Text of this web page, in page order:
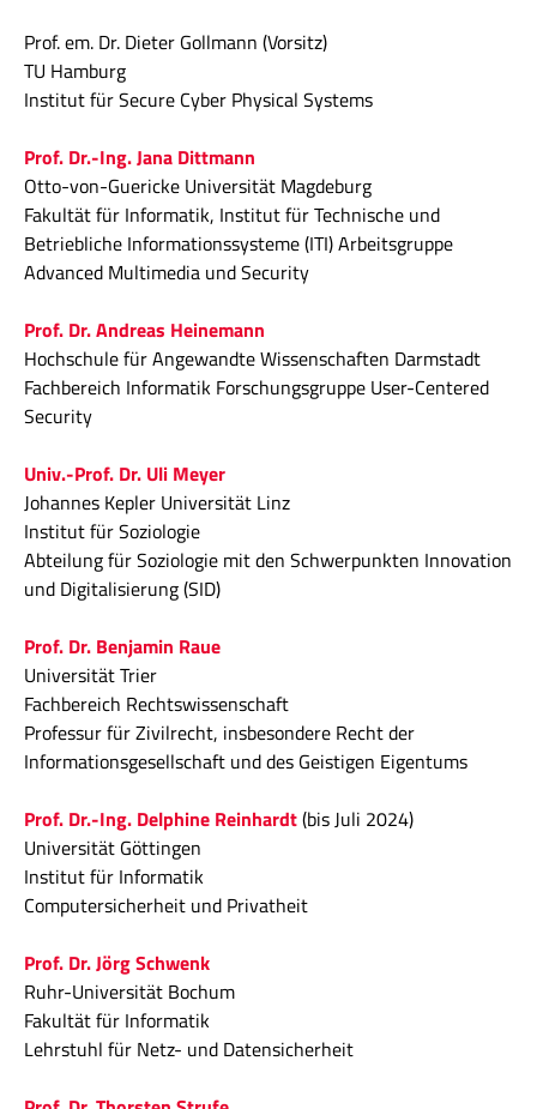
Prof. em. Dr. Dieter Gollmann (Vorsitz)
TU Hamburg
Institut für Secure Cyber Physical Systems
Prof. Dr.-Ing. Jana Dittmann
Otto-von-Guericke Universität Magdeburg
Fakultät für Informatik, Institut für Technische und
Betriebliche Informationssysteme (ITI) Arbeitsgruppe
Advanced Multimedia und Security
Prof. Dr. Andreas Heinemann
Hochschule für Angewandte Wissenschaften Darmstadt
Fachbereich Informatik Forschungsgruppe User-Centered
Security
Univ.-Prof. Dr. Uli Meyer
Johannes Kepler Universität Linz
Institut für Soziologie
Abteilung für Soziologie mit den Schwerpunkten Innovation
und Digitalisierung (SID)
Prof. Dr. Benjamin Raue
Universität Trier
Fachbereich Rechtswissenschaft
Professur für Zivilrecht, insbesondere Recht der
Informationsgesellschaft und des Geistigen Eigentums
Prof. Dr.-Ing. Delphine Reinhardt(bis Juli 2024)
Universität Göttingen
Institut für Informatik
Computersicherheit und Privatheit
Prof. Dr. Jörg Schwenk
Ruhr-Universität Bochum
Fakultät für Informatik
Lehrstuhl für Netz- und Datensicherheit